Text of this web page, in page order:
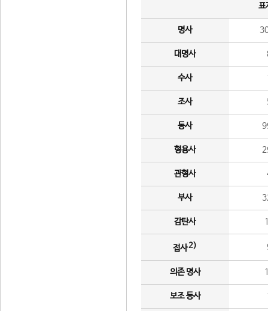
표
명사
대명사
수사
조사
동사
형용사
관형사
부사
감탄사
접사2)
의존 명사
보조 동사